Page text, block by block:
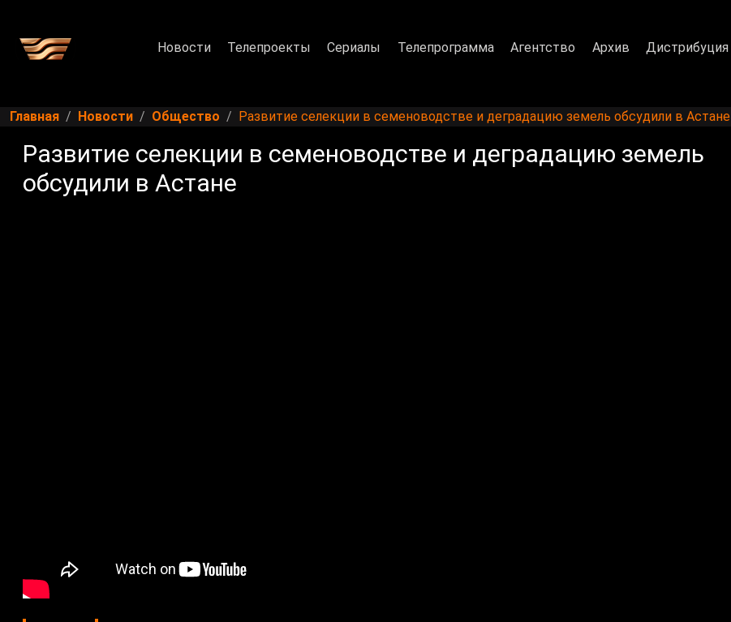
Новости Телепроекты Сериалы Телепрограмма Агентство Архив Дистрибуция
Главная Новости Общество Развитие селекции в семеноводстве и деградацию земель обсудили в Астане
Развитие селекции в семеноводстве и деградацию земель
обсудили в Астане